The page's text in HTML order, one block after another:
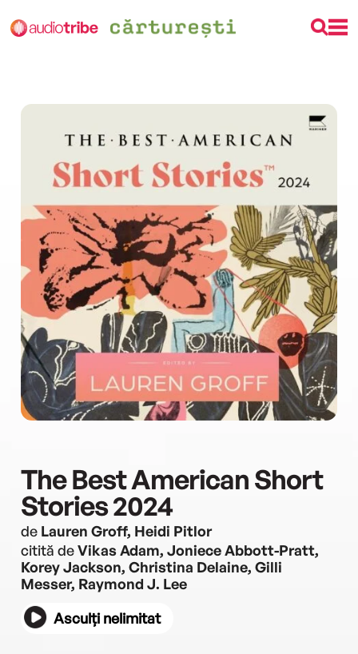
The Best American Short
Stories 2024
de Lauren Groff, Heidi Pitlor
citită deVikas Adam, Joniece Abbott-Pratt,
Korey Jackson, Christina Delaine, Gilli
Messer, Raymond J. Lee
Asculți nelimitat